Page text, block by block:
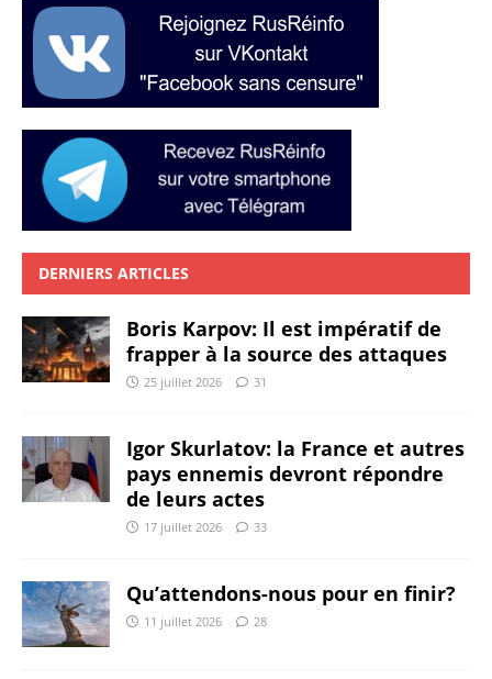
DERNIERS ARTICLES
Boris Karpov: Il est impératif de
frapper à la source des attaques
25 juillet 2026 31
Igor Skurlatov: la France et autres
pays ennemis devront répondre
de leurs actes
17 juillet 2026 33
Qu’attendons-nous pour en finir?
11 juillet 2026 28